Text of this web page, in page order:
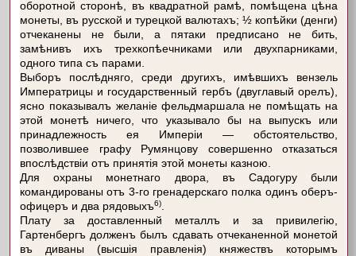
оборотной сторонѣ, въ квадратной рамѣ, помѣщена цѣна
монеты, въ русской и турецкой валютахъ; ½ копѣйки (денги)
отчеканены не были, а пятаки предписано не бить,
замѣнивъ ихъ трехкопѣечниками или двухпарниками,
одного типа съ парами.
Выборъ послѣдняго, среди другихъ, имѣвшихъ вензель
Императрицы и государственный гербъ (двуглавый орелъ),
ясно показывалъ желаніе фельдмаршала не помѣщать на
этой монетѣ ничего, что указывало бы на выпускъ или
принадлежность ея Имперіи — обстоятельство,
позволившее графу Румянцову совершенно отказаться
впослѣдствіи отъ принятія этой монеты казною.
Для охраны монетнаго двора, въ Садогуру были
командированы отъ 3-го гренадерскаго полка одинъ оберъ-
офицеръ и два рядовыхъ6)
Плату за доставленный металлъ и за привилегію,
Гартенбергъ долженъ былъ сдавать отчеканенной монетой
въ диваны (высшія правленія) княжествъ которымъ